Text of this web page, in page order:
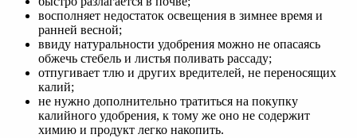
восполняет недостаток освещения в зимнее время и
ранней весной;
ввиду натуральности удобрения можно не опасаясь
обжечь стебель и листья поливать рассаду;
отпугивает тлю и других вредителей, не переносящих
калий;
не нужно дополнительно тратиться на покупку
калийного удобрения, к тому же оно не содержит
химию и продукт легко накопить.